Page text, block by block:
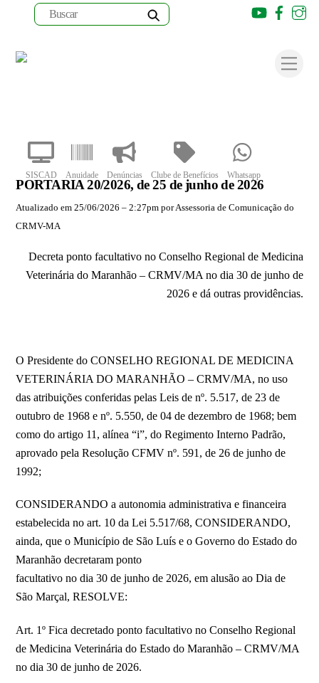
SISCAD Anuidade Denúncias Clube de Benefícios Whatsapp
Youtube
PORTARIA 20/2026, de 25 de junho de 2026
Atualizado em 25/06/2026 – 2:27pm por Assessoria de Comunicação do
CRMV-MA
Decreta ponto facultativo no Conselho Regional de Medicina
Veterinária do Maranhão – CRMV/MA no dia 30 de junho de
2026 e dá outras providências.
O Presidente do CONSELHO REGIONAL DE MEDICINA
VETERINÁRIA DO MARANHÃO – CRMV/MA, no uso
das atribuições conferidas pelas Leis de nº. 5.517, de 23 de
outubro de 1968 e nº. 5.550, de 04 de dezembro de 1968; bem
como do artigo 11, alínea “i”, do Regimento Interno Padrão,
aprovado pela Resolução CFMV nº. 591, de 26 de junho de
1992;
CONSIDERANDO a autonomia administrativa e financeira
estabelecida no art. 10 da Lei 5.517/68, CONSIDERANDO,
ainda, que o Município de São Luís e o Governo do Estado do
Maranhão decretaram ponto
facultativo no dia 30 de junho de 2026, em alusão ao Dia de
São Marçal, RESOLVE:
Art. 1º Fica decretado ponto facultativo no Conselho Regional
de Medicina Veterinária do Estado do Maranhão – CRMV/MA
no dia 30 de junho de 2026.